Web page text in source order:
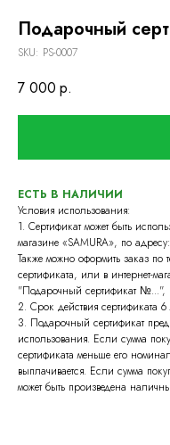
Подарочный
SKU: PS-0007
7 000 р.
ЕСТЬ В НАЛИЧИИ
Условия использования:
1. Сертификат может быть
магазине «SAMURA», по
Также можно оформить заказ
сертификата, или в интернет-
"Подарочный сертификат №...",
2. Срок действия сертификата
3. Подарочный сертификат
использования. Если сумма
сертификата меньше его
выплачивается. Если сумма
может быть произведена